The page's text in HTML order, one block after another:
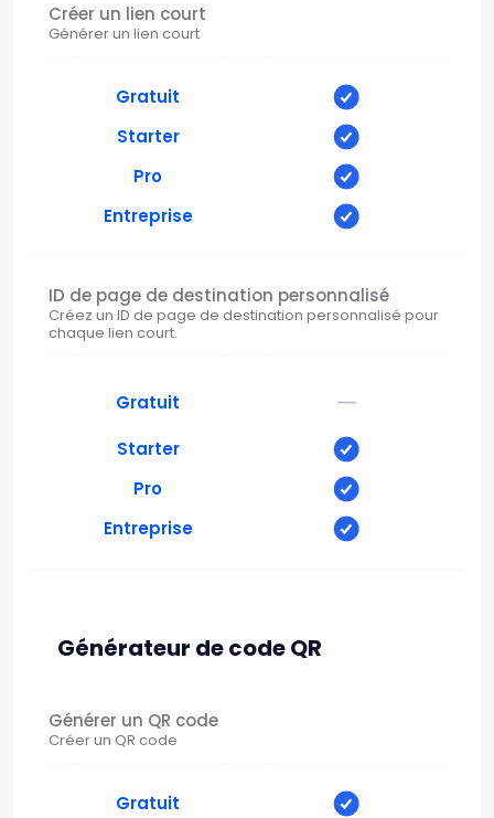
Créer un lien court
Générer un lien court
Gratuit
Starter
Pro
Entreprise
ID de page de destination personnalisé
Créez un ID de page de destination personnalisé pour
chaque lien court.
Gratuit —
Starter
Pro
Entreprise
Générateur de code QR
Générer un QR code
Créer un QR code
Gratuit